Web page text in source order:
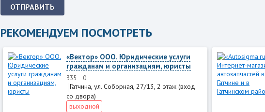
ОТПРАВИТЬ
РЕКОМЕНДУЕМ ПОСМОТРЕТЬ
«Вектор» ООО. Юридические услуги
гражданам и организациям, юристы
335 0
Гатчина, ул. Соборная, 27/13, 2 этаж (вход
со двора)
выходной